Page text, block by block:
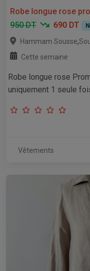
Robe longue rose
950 DT
690 DT
Hammam Sousse,
Cette semaine
Robe longue rose
uniquement 1 seule
Vêtements